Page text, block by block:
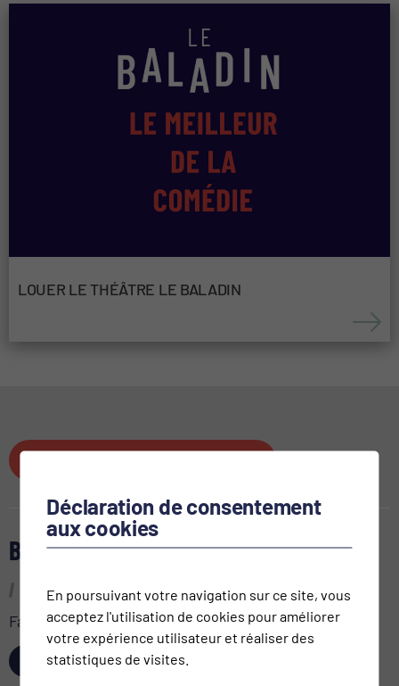
LOUER LE THÉÂTRE LE BALADIN
BON CADEAU
Faites plaisir à vos proches!
ACHETER
Déclaration de consentement
aux cookies
En poursuivant votre navigation sur ce site, vous
acceptez l'utilisation de cookies pour améliorer
votre expérience utilisateur et réaliser des
statistiques de visites.